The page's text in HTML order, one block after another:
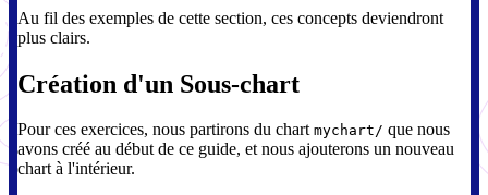
Au fil des exemples de cette section, ces concepts deviendront
plus clairs.
Création d'un Sous-chart
Pour ces exercices, nous partirons du chart mychart/ que nous
avons créé au début de ce guide, et nous ajouterons un nouveau
chart à l'intérieur.